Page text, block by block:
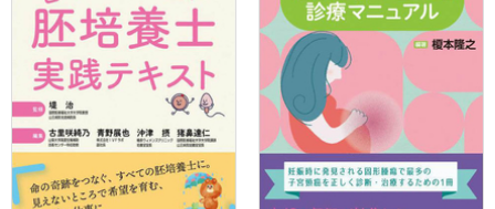
COLUMN 双胎妊娠での膜性診断（Chorionicity）と卵性
（Zygosity）診断の関係 〈関沢明彦〉
6 胎児染色体疾患スクリーニング法
A 母体血清マーカー検査・コンバインド検査 〈石井達子，関
沢明彦〉